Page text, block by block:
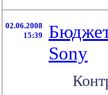
02.06.2008
15:39
Sony